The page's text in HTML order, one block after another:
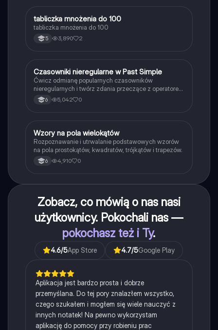
TMatematyka
tabliczka mnożenia do 100
tabliczka mnożenia do 100
5 3,890 2
CJęzyk angielski
Czasowniki nieregularne w Past Simple
Ćwicz odmianę popularnych czasowników
nieregularnych i twórz zdania przeczące z operatorem
didn't w czasie Past Simple.
6 5,042 0
WMatematyka
Wzory na pola wielokątów
Rozpoznawanie i utrwalanie podstawowych wzorów
na pola prostokątów, kwadratów, trójkątów i trapezów.
6 4,910 0
Zobacz, co mówią o nas nasi
użytkownicy. Pokochali nas —
pokochasz też i Ty.
4.6/5App Store 4.7/5Google Play
Aplikacja jest bardzo prosta i dobrze
przemyślana. Do tej pory znalazłem wszystko,
czego szukałem i mogłem się wiele nauczyć z
innych notatek! Na pewno wykorzystam
aplikację do pomocy przy robieniu prac